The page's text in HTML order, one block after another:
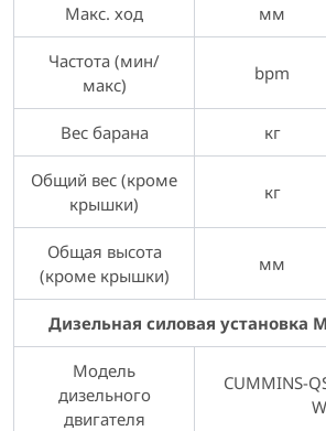
Макс. ход мм
Частота (мин/
макс)
bpm
Вес барана кг
Общий вес (кроме
крышки)
кг
Общая высота
(кроме крышки)
мм
Дизельная силовая установка
Модель
дизельного
двигателя
CUMMINS-